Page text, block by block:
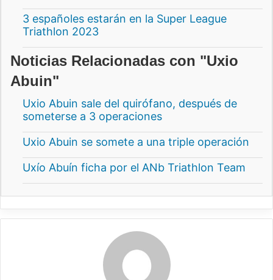
3 españoles estarán en la Super League
Triathlon 2023
Noticias Relacionadas con "Uxio
Abuin"
Uxio Abuin sale del quirófano, después de
someterse a 3 operaciones
Uxio Abuin se somete a una triple operación
Uxío Abuín ficha por el ANb Triathlon Team